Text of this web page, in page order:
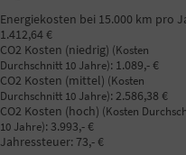
Energiekosten bei 15.000 km pro
1.412,64 €
CO2 Kosten (niedrig) (Kosten
Durchschnitt 10 Jahre): 1.089,- €
CO2 Kosten (mittel) (Kosten
Durchschnitt 10 Jahre): 2.586,38 €
CO2 Kosten (hoch) (Kosten
10 Jahre): 3.993,- €
Jahressteuer: 73,- €